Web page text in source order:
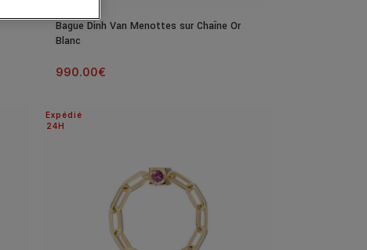
Bague Dinh Van Menottes sur Chaîne Or
Blanc
990.00€
24H
Expédié